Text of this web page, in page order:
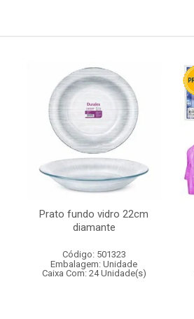
Prato fundo vidro 22cm
diamante
Código: 501323
Embalagem: Unidade
Caixa Com: 24 Unidade(s)